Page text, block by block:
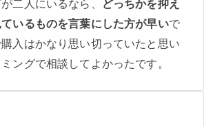
二人にいるなら、
どっちかを抑え
いるものを言葉にした方が早いで
入はかなり思い切っていたと思い
ングで相談してよかったです。